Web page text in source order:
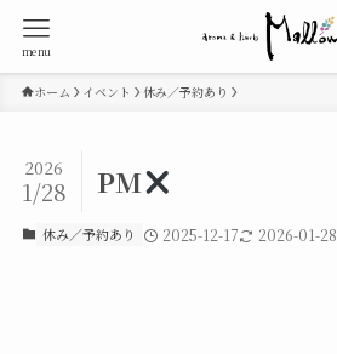
menu
ホーム イベント 休み／予約あり
PM
2026
1/28
休み／予約あり 2025-12-17 2026-01-28